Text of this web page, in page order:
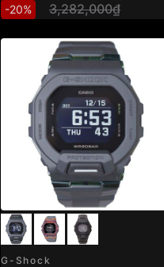
-20% 3,282,000₫
G-Shock